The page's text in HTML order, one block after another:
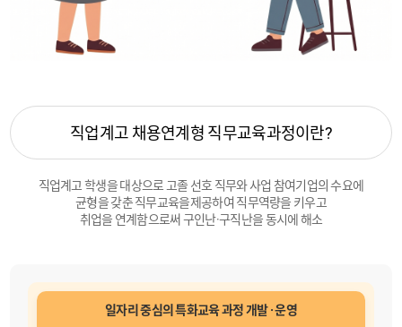
직업계고 채용연계형 직무교육과정이란?
직업계고 학생을 대상으로 고졸 선호 직무와 사업 참여기업의 수요에
균형을 갖춘 직무교육을제공하여 직무역량을 키우고
취업을 연계함으로써 구인난·구직난을 동시에 해소
일자리 중심의 특화교육 과정개발 · 운영